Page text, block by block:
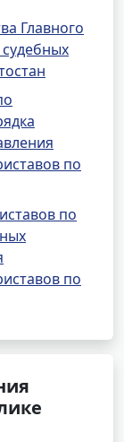
Главного
по
по
по